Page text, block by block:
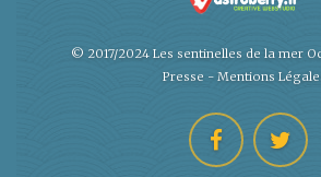
© 2017/2024 Les sentinelles de la mer
Presse - Mentions